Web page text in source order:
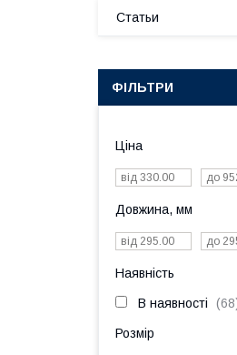
Статьи
ФІЛЬТРИ
Ціна
Довжина, мм
Наявність
В наявності 68
Розмір